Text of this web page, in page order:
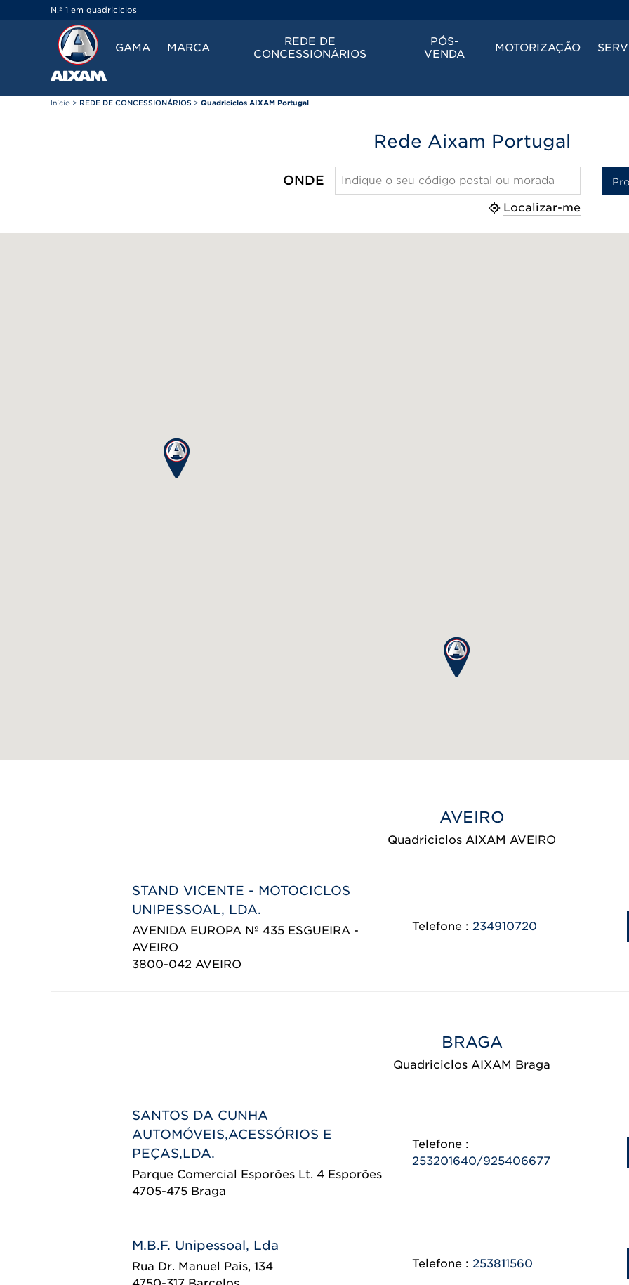
N.º 1 em quadriciclos
GAMA MARCA
REDE DE
CONCESSIONÁRIOS
PÓS-
VENDA
MOTORIZAÇÃO
Início > REDE DE CONCESSIONÁRIOS > Quadriciclos AIXAM Portugal
Rede Aixam Portugal
ONDE
Localizar-me
AVEIRO
Quadriciclos AIXAM AVEIRO
STAND VICENTE - MOTOCICLOS
UNIPESSOAL, LDA.
AVENIDA EUROPA Nº 435 ESGUEIRA -
AVEIRO
3800-042 AVEIRO
Telefone :234910720
BRAGA
Quadriciclos AIXAM Braga
SANTOS DA CUNHA
AUTOMÓVEIS,ACESSÓRIOS E
PEÇAS,LDA.
Parque Comercial Esporões Lt. 4 Esporões
4705-475 Braga
Telefone :
253201640/925406677
M.B.F. Unipessoal, Lda
Rua Dr. Manuel Pais, 134
Telefone : 253811560
Painel de Gerenciamento de Cookies